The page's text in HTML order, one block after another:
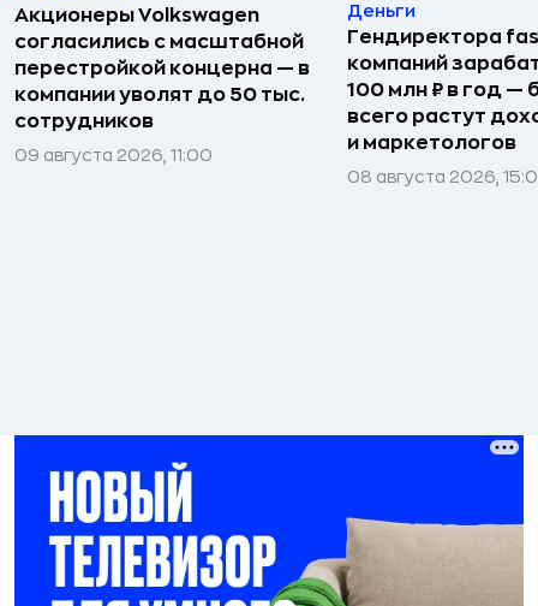
Акционеры Volkswagen
согласились с масштабной
перестройкой концерна — в
компании уволят до 50 тыс.
сотрудников
09 августа 2026, 11:00
Деньги
Гендиректора
компаний
100 млн ₽ в год —
всего растут
и маркетологов
08 августа 2026,